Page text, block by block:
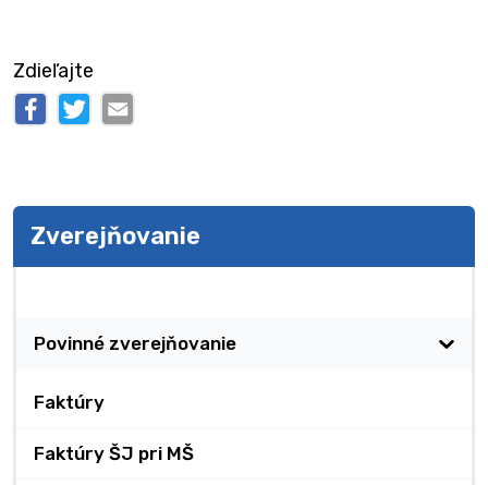
Zdieľajte
Zverejňovanie
Povinné zverejňovanie
Faktúry
Faktúry ŠJ pri MŠ